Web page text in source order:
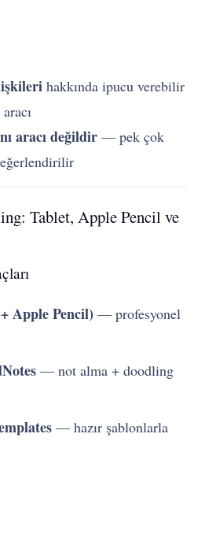
hakkında ipucu verebilir
aracı değildir — pek çok
Tablet, Apple Pencil ve
Apple Pencil) — profesyonel
— not alma + doodling
— hazır şablonlarla